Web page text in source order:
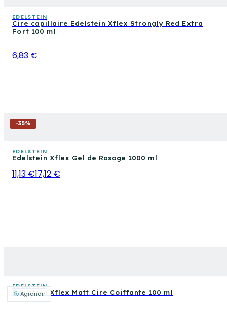
Agrandir
EDELSTEIN
Cire capillaire Edelstein Xflex Strongly Red Extra
Fort 100 ml
6,83 €
-35%
EDELSTEIN
Edelstein Xflex Gel de Rasage 1000 ml
11,13 €17,12 €
EDELSTEIN
Edelstein Xflex Matt Cire Coiffante 100 ml